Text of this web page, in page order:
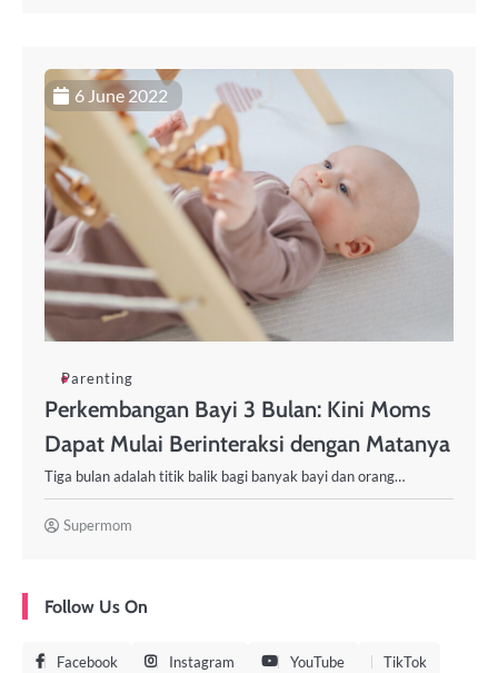
6 June 2022
Parenting
Perkembangan Bayi 3 Bulan: Kini Moms
Dapat Mulai Berinteraksi dengan Matanya
Tiga bulan adalah titik balik bagi banyak bayi dan orang…
Supermom
Follow Us On
Facebook Instagram YouTube TikTok